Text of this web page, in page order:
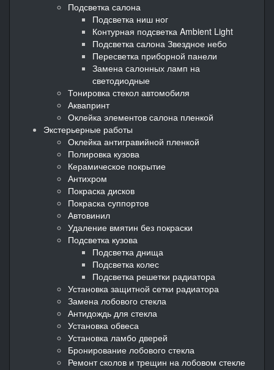
Подсветка салона
Подсветка ниш ног
Контурная подсветка Ambient Light
Подсветка салона Звездное небо
Пересветка приборной панели
Замена салонных ламп на
светодиодные
Тонировка стекол автомобиля
Аквапринт
Оклейка элементов салона пленкой
Экстерьерные работы
Оклейка антигравийной пленкой
Полировка кузова
Керамическое покрытие
Антихром
Покраска дисков
Покраска суппортов
Автовинил
Удаление вмятин без покраски
Подсветка кузова
Подсветка днища
Подсветка колес
Подсветка решетки радиатора
Установка защитной сетки радиатора
Замена лобового стекла
Антидождь для стекла
Установка обвеса
Установка ламбо дверей
Бронирование лобового стекла
Ремонт сколов и трещин на лобовом стекле